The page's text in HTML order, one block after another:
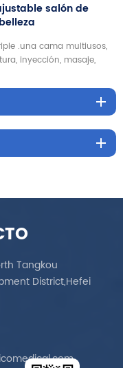
salón de
.una cama multiusos,
inyección, masaje,
Tangkou
District,Hefei